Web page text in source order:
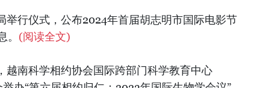
举行仪式，公布2024年首届胡志明市国际电影节
(阅读全文)
越南科学相约协会国际跨部门科学教育中心